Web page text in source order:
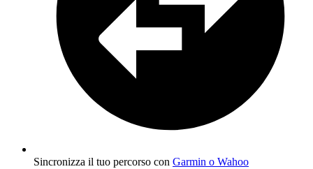
Sincronizza il tuo percorso con Garmin o Wahoo